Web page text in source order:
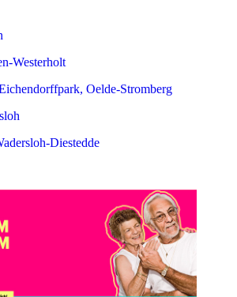
Westerholt
Oelde-Stromberg
Diestedde